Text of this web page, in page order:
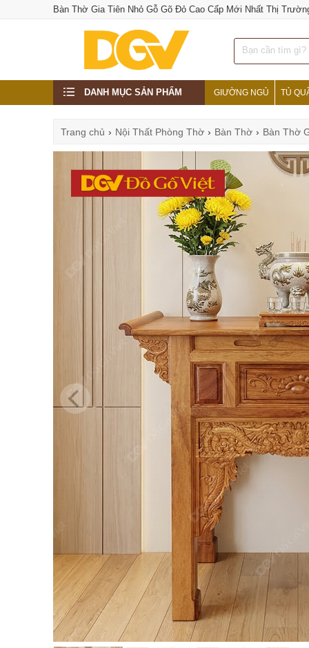
Bàn Thờ Gia Tiên Nhỏ Gỗ Gõ Đỏ Cao Cấp Mới Nhất Thị
DANH MỤC SẢN PHẨM GIƯỜNG NGỦ TỦ
Trang chủ › Nội Thất Phòng Thờ › Bàn Thờ › Bàn Thờ